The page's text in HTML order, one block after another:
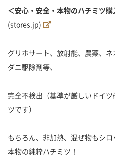
＜安心・安全・本物のハチミツ購
(stores.jp)
グリホサート、放射能、農薬、ネ
ダニ駆除剤等、
完全不検出（基準が厳しいドイ
ツです）
もちろん、非加熱、混ぜ物もシ
本物の純粋ハチミツ！